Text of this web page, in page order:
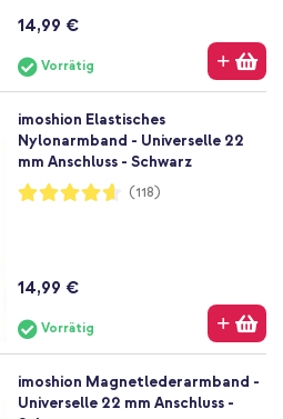
14,99 €
Vorrätig
imoshion Elastisches
Nylonarmband - Universelle 22
mm Anschluss - Schwarz
Bewertung:
92%
(118)
14,99 €
Vorrätig
imoshion Magnetlederarmband -
Universelle 22 mm Anschluss -